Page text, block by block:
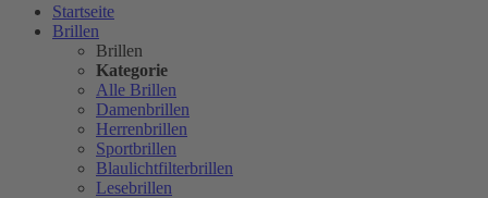
Startseite
Brillen
Brillen
Kategorie
Alle Brillen
Damenbrillen
Herrenbrillen
Sportbrillen
Blaulichtfilterbrillen
Lesebrillen